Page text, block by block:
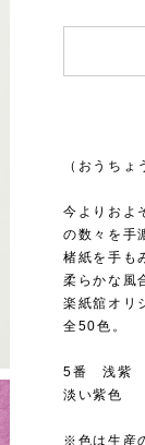
（おうち
今よりおよ
の数々を手
楮紙を手も
柔らかな風
楽紙舘オリ
全50色。
5番 浅紫
淡い紫色
※色は生産